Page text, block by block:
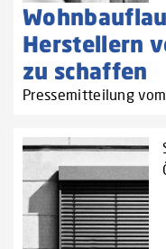
Herstellern
zu schaffen‌
Pressemitteilung